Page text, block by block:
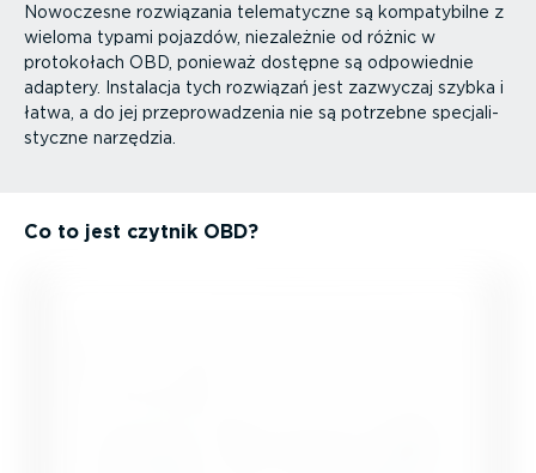
Nowoczesne rozwiązania telema­tyczne są kompa­ty­bilne z
wieloma typami pojazdów, niezależnie od różnic w
protokołach OBD, ponieważ dostępne są odpowiednie
adaptery. Instalacja tych rozwiązań jest zazwyczaj szybka i
łatwa, a do jej przepro­wa­dzenia nie są potrzebne specja­li­
styczne narzędzia.
Co to jest czytnik OBD?